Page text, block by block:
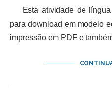
Esta atividade de língua
para download em modelo
impressão em PDF e